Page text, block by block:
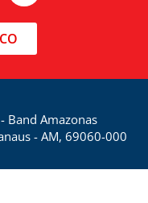
Band Amazonas
- AM, 69060-000